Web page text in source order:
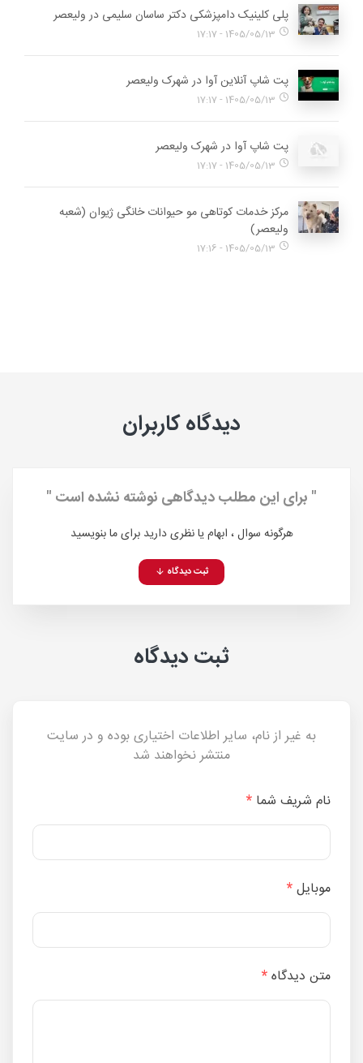
پلی کلینیک دامپزشکی دکتر ساسان سلیمی در ولیعصر
1405/05/13 - 17:17
پت شاپ آنلاین آوا در شهرک ولیعصر
1405/05/13 - 17:17
پت شاپ آوا در شهرک ولیعصر
1405/05/13 - 17:17
مرکز خدمات کوتاهی مو حیوانات خانگی ژیوان (شعبه
ولیعصر)
1405/05/13 - 17:16
دیدگاه کاربران
" برای این مطلب دیدگاهی نوشته نشده است "
هرگونه سوال ، ابهام یا نظری دارید برای ما بنویسید
ثبت دیدگاه
ثبت دیدگاه
به غیر از نام، سایر اطلاعات اختیاری بوده و در سایت
منتشر نخواهند شد
نام شریف شما *
موبایل*
متن دیدگاه*